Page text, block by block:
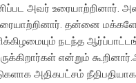
அவர் உரையாற்றினார்.
தன்னை
நடந்த
என்றும்
அதிகபட்சம்